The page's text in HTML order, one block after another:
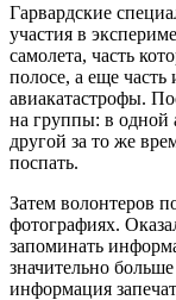
Гарвардские
участия в
самолета, часть
полосе, а еще часть
авиакатастрофы.
на группы: в одной
другой за то же
поспать.
Затем волонтеров
фотографиях.
запоминать
значительно
информация